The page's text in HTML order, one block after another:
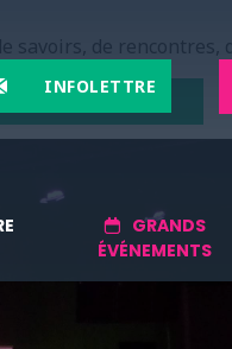
savoirs, de rencontres,
INFOLETTRE
GRANDS
ÉVÉNEMENTS